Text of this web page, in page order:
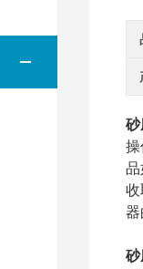
砂
器
砂